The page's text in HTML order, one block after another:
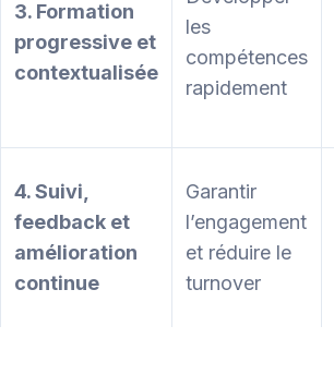
3. Formation
progressive et
contextualisée
les
compétences
rapidement
4. Suivi,
feedback et
amélioration
continue
Garantir
l’engagement
et réduire le
turnover